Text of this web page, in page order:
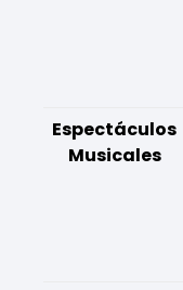
Espectáculos
Musicales